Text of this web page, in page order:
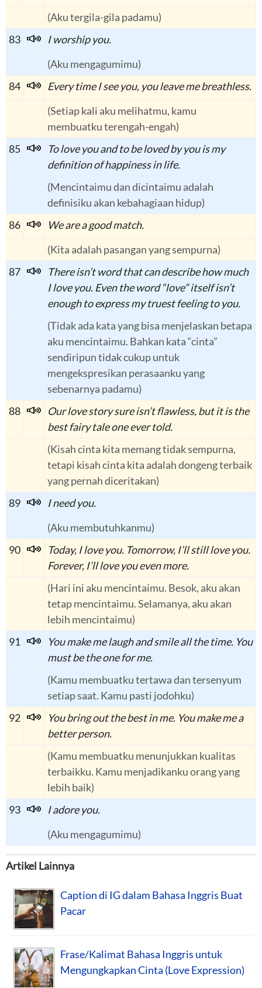
(Aku tergila-gila padamu)
83
I worship you.
(Aku mengagumimu)
84
Every time I see you, you leave me breathless.
(Setiap kali aku melihatmu, kamu
membuatku terengah-engah)
85
To love you and to be loved by you is my
definition of happiness in life.
(Mencintaimu dan dicintaimu adalah
definisiku akan kebahagiaan hidup)
86
We are a good match.
(Kita adalah pasangan yang sempurna)
87
There isn’t word that can describe how much
I love you. Even the word “love” itself isn’t
enough to express my truest feeling to you.
(Tidak ada kata yang bisa menjelaskan betapa
aku mencintaimu. Bahkan kata “cinta”
sendiripun tidak cukup untuk
mengekspresikan perasaanku yang
sebenarnya padamu)
88
Our love story sure isn’t flawless, but it is the
best fairy tale one ever told.
(Kisah cinta kita memang tidak sempurna,
tetapi kisah cinta kita adalah dongeng terbaik
yang pernah diceritakan)
89
I need you.
(Aku membutuhkanmu)
90
Today, I love you. Tomorrow, I’ll still love you.
Forever, I’ll love you even more.
(Hari ini aku mencintaimu. Besok, aku akan
tetap mencintaimu. Selamanya, aku akan
lebih mencintaimu)
91
You make me laugh and smile all the time. You
must be the one for me.
(Kamu membuatku tertawa dan tersenyum
setiap saat. Kamu pasti jodohku)
92
You bring out the best in me. You make me a
better person.
(Kamu membuatku menunjukkan kualitas
terbaikku. Kamu menjadikanku orang yang
lebih baik)
93
I adore you.
(Aku mengagumimu)
Artikel Lainnya
Caption di IG dalam Bahasa Inggris Buat
Pacar
Frase/Kalimat Bahasa Inggris untuk
Mengungkapkan Cinta (Love Expression)